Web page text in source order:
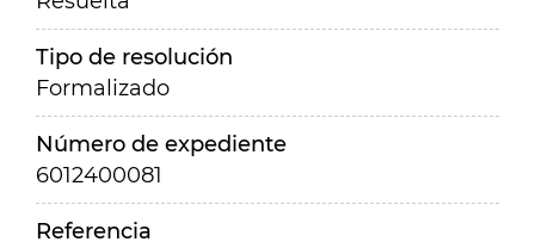
Tipo de resolución
Formalizado
Número de expediente
6012400081
Referencia